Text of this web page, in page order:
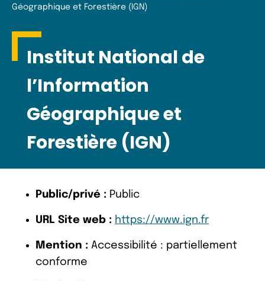
Géographique et Forestière (IGN)
Institut National de
l’Information
Géographique et
Forestière (IGN)
Public/privé : Public
URL Site web : https://www.ign.fr
Mention : Accessibilité : partiellement
conforme